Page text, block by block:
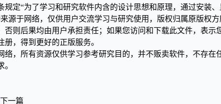
定“为了学习和研究软件内含的设计思想和原理，通过安装
源于网络，仅供用户交流学习与研究使用，版权归属原版权
则后果均由用户承担责任；如果您访问和下载此文件，表
，得到更好的正版服务。
，所有资源仅供学习参考研究目的，并不贩卖软件，不存
下一篇